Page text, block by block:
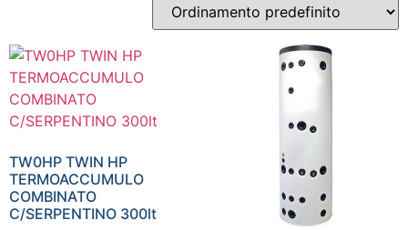
Inizia a digitare per attivare la ricerca
TW0HP TWIN HP
TERMOACCUMULO
COMBINATO
C/SERPENTINO 300lt